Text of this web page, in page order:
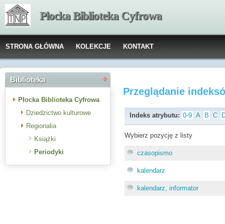
Płocka Biblioteka Cyfrowa
STRONA GŁÓWNA KOLEKCJE KONTAKT
Biblioteka
Płocka Biblioteka Cyfrowa
Dziedzictwo kulturowe
Regionalia
Książki
Periodyki
Przeglądanie
Indeks atrybutu: 0-9 A B C
Wybierz pozycję z listy
czasopismo
kalendarz
kalendarz, informator